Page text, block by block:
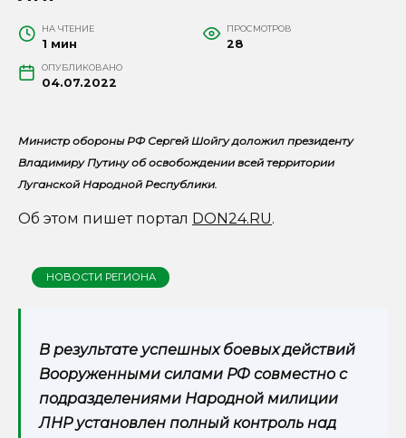
НА ЧТЕНИЕ
1 мин
ПРОСМОТРОВ
28
ОПУБЛИКОВАНО
04.07.2022
Министр обороны РФ Сергей Шойгу доложил президенту
Владимиру Путину об освобождении всей территории
Луганской Народной Республики.
Об этом пишет портал DON24.RU.
НОВОСТИ РЕГИОНА
В результате успешных боевых действий
Вооруженными силами РФ совместно с
подразделениями Народной милиции
ЛНР установлен полный контроль над